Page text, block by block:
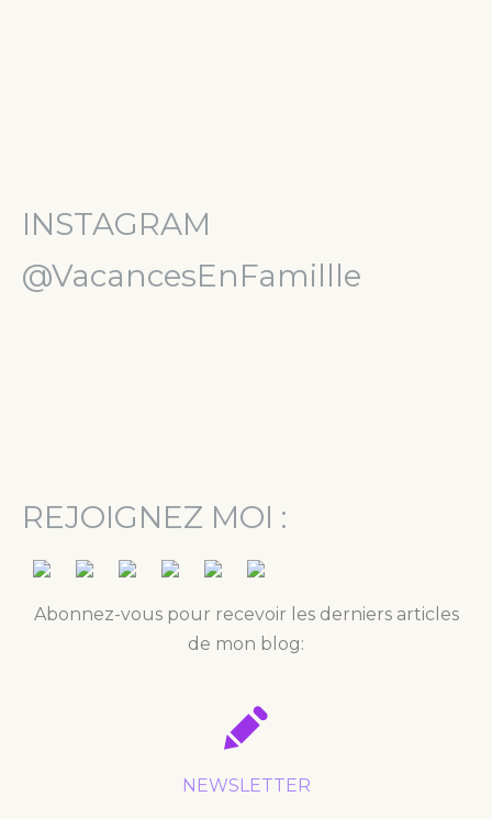
INSTAGRAM
@VacancesEnFamillle
REJOIGNEZ MOI :
Abonnez-vous pour recevoir les derniers articles
de mon blog:
NEWSLETTER